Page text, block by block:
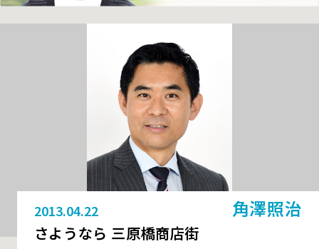
2013.04.22 角澤照治
さようなら 三原橋商店街